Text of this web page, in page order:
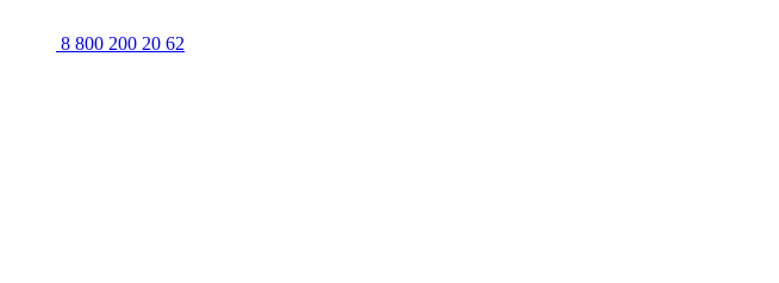
8 800 200 20 62